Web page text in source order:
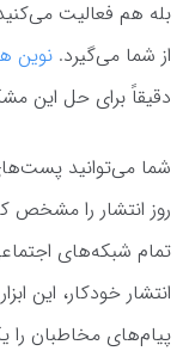
بله هم فعالیت
از شما می‌گیرد. نوین
دقیقاً برای حل این
شما می‌توانید
روز انتشار را مشخص
تمام شبکه‌های
انتشار خودکار، این
پیام‌های مخاطبان را